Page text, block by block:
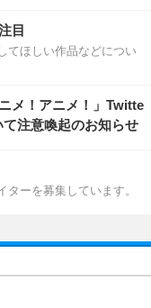
目
てほしい作品などについ
メ！アニメ！」Twitte
注意喚起のお知らせ
ーを募集しています。